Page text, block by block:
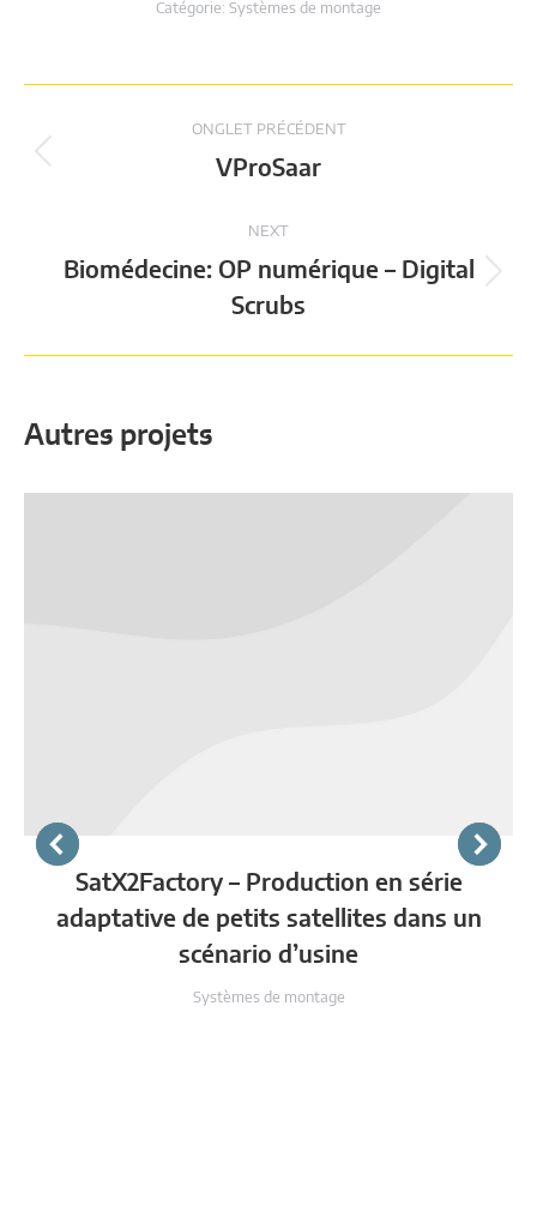
Catégorie: Systèmes de montage
de
commentaires
ONGLET PRÉCÉDENT
Onglet
VProSaar
NEXT
attendus
Biomédecine: OP numérique – Digital
Scrubs
Autres projets
SatX2Factory – Production en série
adaptative de petits satellites dans un
scénario d’usine
Systèmes de montage